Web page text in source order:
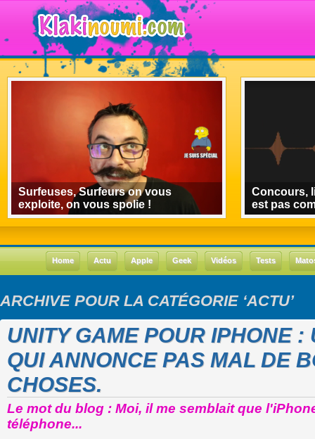
Surfeuses, Surfeurs on vous
exploite, on vous spolie !
Concours,
est pas
Home Actu Apple Geek Vidéos Tests
ARCHIVE POUR LA CATÉGORIE ‘ACTU’
UNITY GAME POUR IPHONE :
QUI ANNONCE PAS MAL DE
CHOSES.
Le mot du blog : Moi, il me semblait que
téléphone...